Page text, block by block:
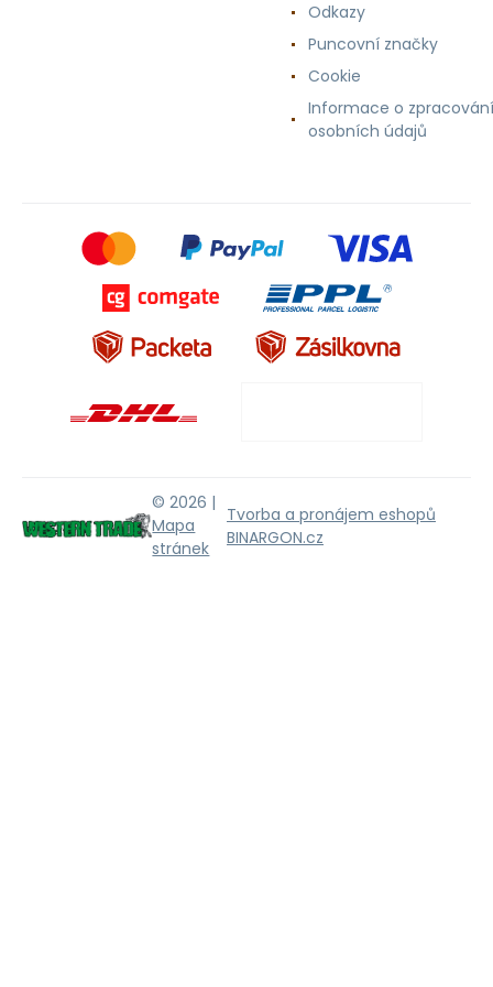
Odkazy
Puncovní značky
Cookie
Informace o zpracování
osobních údajů
© 2026 |
Mapa
stránek
Tvorba a pronájem eshopů
BINARGON.cz